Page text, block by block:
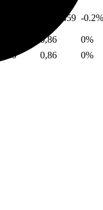
0,457459 -0.2%
0,86
0%
0,86 0,86 0%